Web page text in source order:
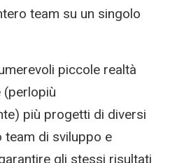
team su un singolo
piccole realtà
(perlopiù
più progetti di diversi
team di sviluppo e
gli stessi risultati